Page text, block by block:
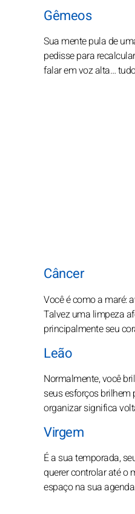
Gêmeos
Sua mente pula de
pedisse para
falar em voz alta…
Câncer
Você é como a maré:
Talvez uma limpeza
principalmente seu
Leão
Normalmente, você
seus esforços brilhem
organizar significa
Virgem
É a sua temporada,
querer controlar até o
espaço na sua